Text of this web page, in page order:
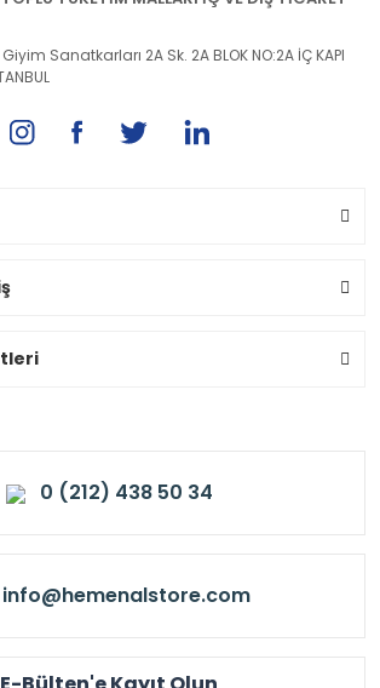
Sanatkarları 2A Sk. 2A BLOK NO:2A İÇ KAPI
0 (212) 438 50 34
info@hemenalstore.com